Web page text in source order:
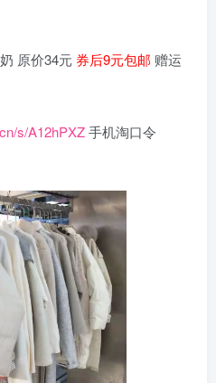
原价34元 券后9元包邮 赠运
s/A12hPXZ手机淘口令